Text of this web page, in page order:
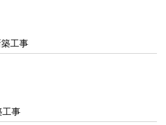
工事
工事